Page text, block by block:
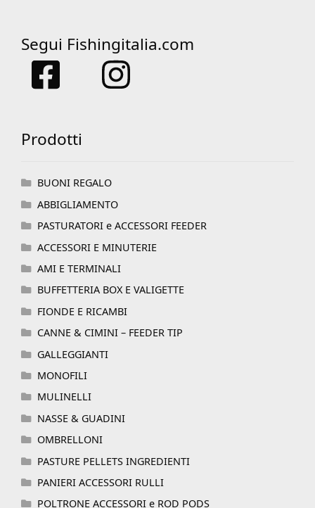
Segui Fishingitalia.com
Prodotti
BUONI REGALO
ABBIGLIAMENTO
PASTURATORI e ACCESSORI FEEDER
ACCESSORI E MINUTERIE
AMI E TERMINALI
BUFFETTERIA BOX E VALIGETTE
FIONDE E RICAMBI
CANNE & CIMINI – FEEDER TIP
GALLEGGIANTI
MONOFILI
MULINELLI
NASSE & GUADINI
OMBRELLONI
PASTURE PELLETS INGREDIENTI
PANIERI ACCESSORI RULLI
POLTRONE ACCESSORI e ROD PODS